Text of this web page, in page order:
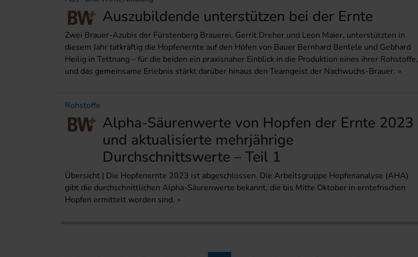
Auszubildende unterstützen bei der Ernte
Zwei Brauer-Azubis der Fürstenberg Brauerei, Gerrit Dreher und Leon Maier, unterstützten in
diesem Jahr tatkräftig die Hopfenernte auf den Höfen von Bauer Bernhard Bentele und Gebhard
Heilig in Tettnang – für die beiden ein praxisnaher Einblick in die Produktion eines ihrer Rohstoffe,
und das gemeinsame Erlebnis stärkt darüber hinaus den Teamgeist der Nachwuchs-Brauer.
Rohstoffe
Alpha-Säurenwerte von Hopfen der Ernte 2023
und aktualisierte mehrjährige
Durchschnittswerte – Teil 1
Übersicht | Die Hopfenernte 2023 ist abgeschlossen. Die Arbeitsgruppe Hopfenanalyse (AHA)
gibt die durchschnittlichen Alpha-Säurenwerte bekannt, die bis Mitte Oktober in erntefrischen
Hopfen ermittelt worden sind.